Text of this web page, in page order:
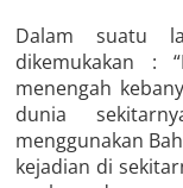
Dalam suatu
dikemukakan :
menengah
dunia
menggunakan
kejadian di